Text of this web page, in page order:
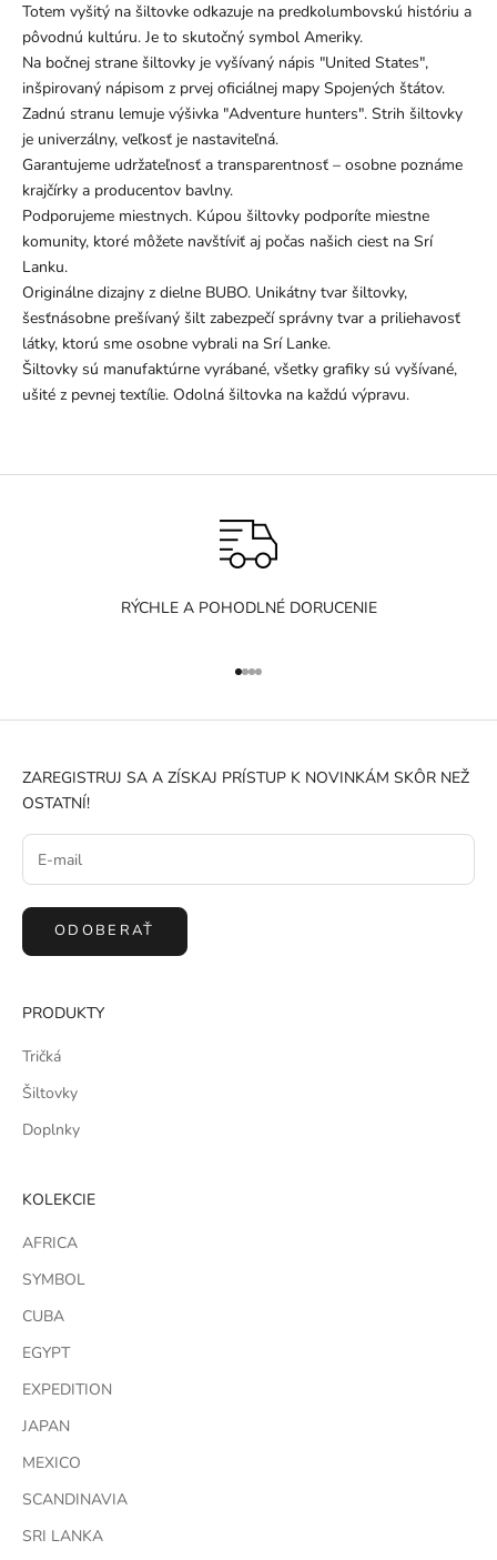
Totem vyšitý na šiltovke odkazuje na predkolumbovskú históriu a
pôvodnú kultúru. Je to skutočný symbol Ameriky.
Na bočnej strane šiltovky je vyšívaný nápis "United States",
inšpirovaný nápisom z prvej oficiálnej mapy Spojených štátov.
Zadnú stranu lemuje výšivka "Adventure hunters". Strih šiltovky
je univerzálny, veľkosť je nastaviteľná.
Garantujeme udržateľnosť a transparentnosť – osobne poznáme
krajčírky a producentov bavlny.
Podporujeme miestnych. Kúpou šiltovky podporíte miestne
komunity, ktoré môžete navštíviť aj počas našich ciest na Srí
Lanku.
Originálne dizajny z dielne BUBO. Unikátny tvar šiltovky,
šesťnásobne prešívaný šilt zabezpečí správny tvar a priliehavosť
látky, ktorú sme osobne vybrali na Srí Lanke.
Šiltovky sú manufaktúrne vyrábané, všetky grafiky sú vyšívané,
ušité z pevnej textílie. Odolná šiltovka na každú výpravu.
RÝCHLE A POHODLNÉ DORUCENIE
Prejsť na položku 1
Prejsť na položku 2
Prejsť na položku 3
Prejsť na položku 4
ZAREGISTRUJ SA A ZÍSKAJ PRÍSTUP K NOVINKÁM SKÔR NEŽ
OSTATNÍ!
ODOBERAŤ
PRODUKTY
Tričká
Šiltovky
Doplnky
KOLEKCIE
AFRICA
SYMBOL
CUBA
EGYPT
EXPEDITION
JAPAN
MEXICO
SCANDINAVIA
SRI LANKA